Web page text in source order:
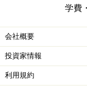
学費
会社概要
投資家情報
利用規約